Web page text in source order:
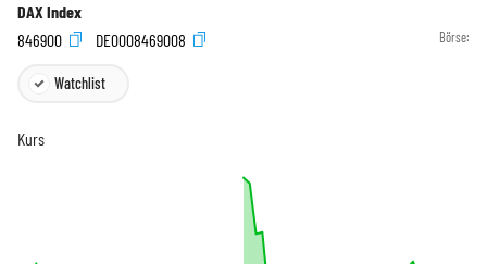
DAX Index
846900
DE0008469008 Börse:
Watchlist
Kurs